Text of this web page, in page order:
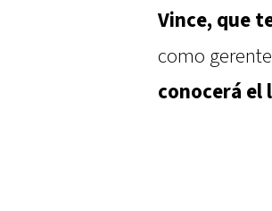
Vince, que
como
conocerá el